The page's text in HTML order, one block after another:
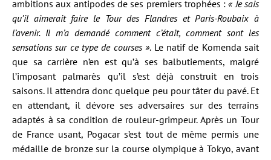
ambitions aux antipodes de ses premiers trophées :« Je sais
qu’il aimerait faire le Tour des Flandres et Paris-Roubaix à
l’avenir. Il m’a demandé comment c’était, comment sont les
sensations sur ce type de courses ». Le natif de Komenda sait
que sa carrière n’en est qu’à ses balbutiements, malgré
l’imposant palmarès qu’il s’est déjà construit en trois
saisons. Il attendra donc quelque peu pour tâter du pavé. Et
en attendant, il dévore ses adversaires sur des terrains
adaptés à sa condition de rouleur-grimpeur. Après un Tour
de France usant, Pogacar s’est tout de même permis une
médaille de bronze sur la course olympique à Tokyo, avant